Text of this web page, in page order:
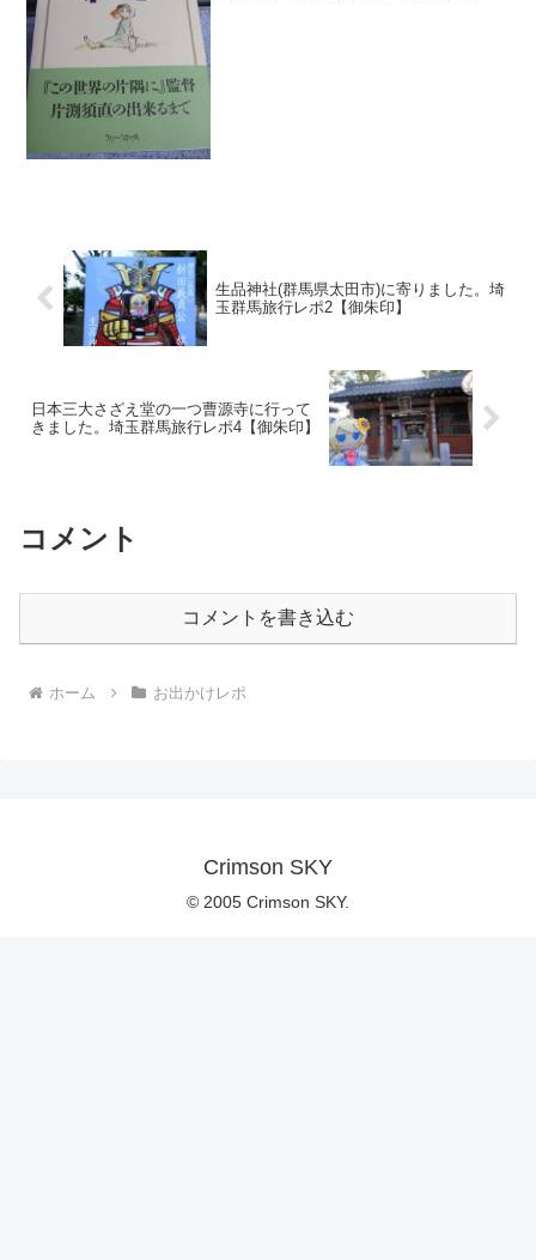
生品神社(群馬県太田市)に寄りました。埼
玉群馬旅行レポ2【御朱印】
日本三大さざえ堂の一つ曹源寺に行って
きました。埼玉群馬旅行レポ4【御朱印】
コメント
コメントを書き込む
ホーム お出かけレポ
Crimson SKY
© 2005 Crimson SKY.